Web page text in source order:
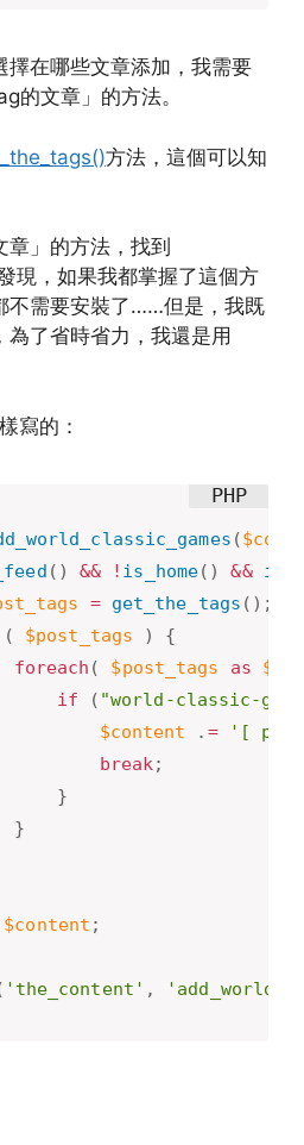
擇在哪些文章添加，我需要
的文章」的方法。
方法，這個可以知
」的方法，找到
現，如果我都掌握了這個方
不需要安裝了……但是，我既
為了省時省力，我還是用
寫的：
(
( ) && ! is_home( ) &&
= get_the_tags ( ) ;
( $post_tags )
{
foreach ( $post_tags as
if
( "world-classic-
$content
. =
'[
break;
}
}
$content ;
'the_content' ,